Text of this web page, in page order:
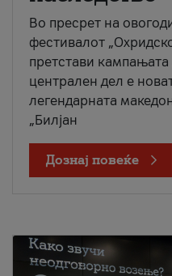
Во пресрет на
фестивалот
претстави кампањата
централен дел е
легендарната
„Билјан
Дознај повеќе